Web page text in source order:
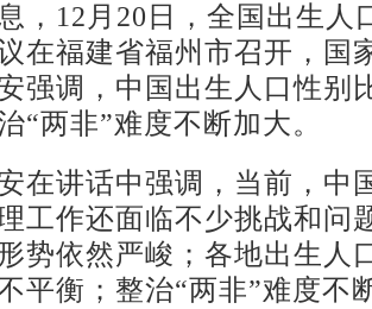
，12月20日，全国出生人
在福建省福州市召开，国
强调，中国出生人口性别
“两非”难度不断加大。
讲话中强调，当前，中
工作还面临不少挑战和问
势依然严峻；各地出生人
平衡；整治“两非”难度不